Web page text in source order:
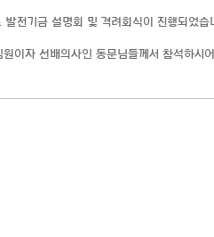
전기금 설명회 및 격려회식이 진행되었습
이자 선배의사인 동문님들께서 참석하시